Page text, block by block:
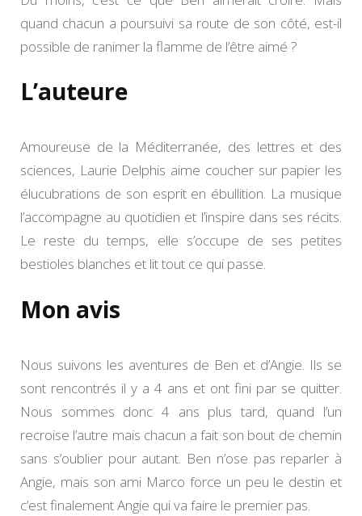
quand chacun a poursuivi sa route de son côté, est-il
possible de ranimer la flamme de l’être aimé ?
L’auteure
Amoureuse de la Méditerranée, des lettres et des
sciences, Laurie Delphis aime coucher sur papier les
élucubrations de son esprit en ébullition. La musique
l’accompagne au quotidien et l’inspire dans ses récits.
Le reste du temps, elle s’occupe de ses petites
bestioles blanches et lit tout ce qui passe.
Mon avis
Nous suivons les aventures de Ben et d’Angie. Ils se
sont rencontrés il y a 4 ans et ont fini par se quitter.
Nous sommes donc 4 ans plus tard, quand l’un
recroise l’autre mais chacun a fait son bout de chemin
sans s’oublier pour autant. Ben n’ose pas reparler à
Angie, mais son ami Marco force un peu le destin et
c’est finalement Angie qui va faire le premier pas.